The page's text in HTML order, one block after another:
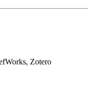
Zotero